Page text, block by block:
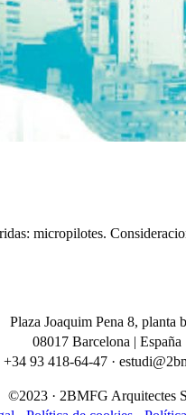
micropilotes.
Plaza Joaquim Pena 8, planta
08017 Barcelona | España
+34 93 418-64-47 ·
©2023 · 2BMFG Arquitectes